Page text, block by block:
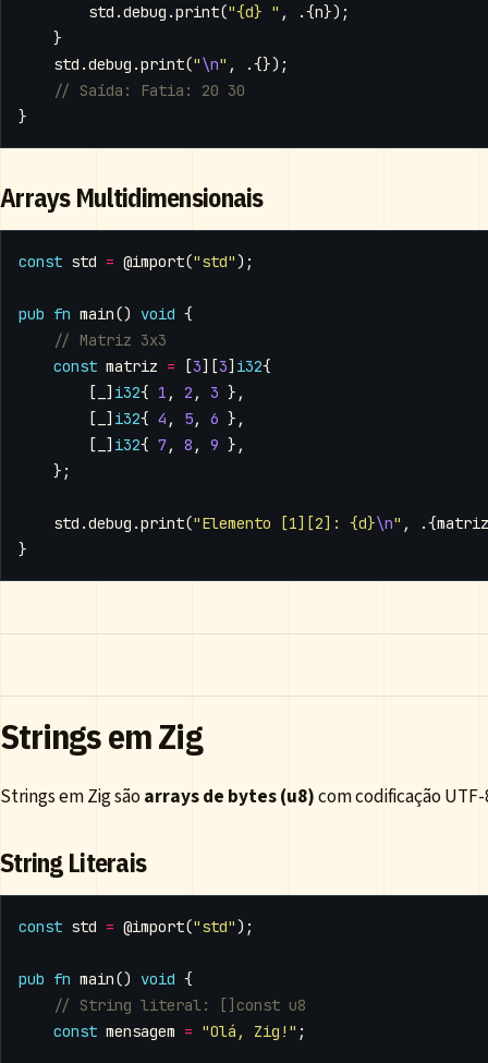
std .debug .print("{d} " , .{n});
}
std .debug .print("\n" ,
.{});
}
Arrays Multidimensionais
const std = @import("std");
pub fn main() void {
const matriz = [3][3] i32{
[ ] i32{ 1 , 2 , 3 },
[ ] i32{ 4 , 5, 6 },
[ ] i32{ 7, 8 , 9 },
};
std .debug .print("Elemento [1][2]: {d}\n" , .{matriz
}
Strings em Zig
Strings em Zig sãoarrays de bytes (u8)com codificação
String Literais
const std = @import("std");
pub fn main() void {
const mensagem = "Olá, Zig!" ;